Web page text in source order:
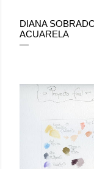
DIANA
ACUARELA